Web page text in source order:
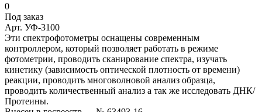
0
Под заказ
Арт. УФ-3100
Эти спектрофотометры оснащены современным
контроллером, который позволяет работать в режиме
фотометрии, проводить сканирование спектра, изучать
кинетику (зависимость оптической плотность от времени)
реакции, проводить многоволновой анализ образца,
проводить количественный анализ а так же исследовать ДНК/
Протеины.